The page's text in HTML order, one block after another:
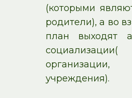
(которыми
родители), а во
план выходят
учреждения).